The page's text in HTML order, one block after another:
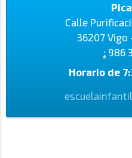
Calle
36207 Vigo
: 986
Horario de